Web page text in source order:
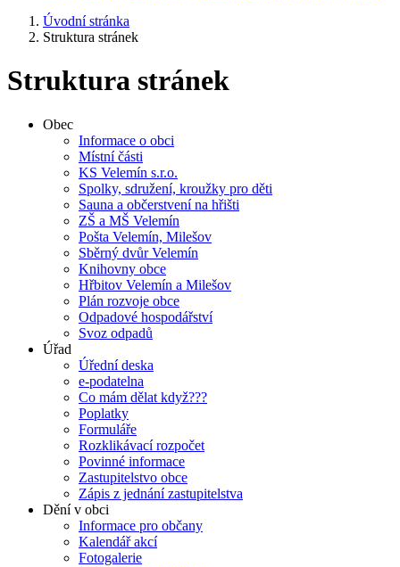
Úvodní stránka
Struktura stránek
Struktura stránek
Obec
Informace o obci
Místní části
KS Velemín s.r.o.
Spolky, sdružení, kroužky pro děti
Sauna a občerstvení na hřišti
ZŠ a MŠ Velemín
Pošta Velemín, Milešov
Sběrný dvůr Velemín
Knihovny obce
Hřbitov Velemín a Milešov
Plán rozvoje obce
Odpadové hospodářství
Svoz odpadů
Úřad
Úřední deska
e-podatelna
Co mám dělat když???
Poplatky
Formuláře
Rozklikávací rozpočet
Povinné informace
Zastupitelstvo obce
Zápis z jednání zastupitelstva
Dění v obci
Informace pro občany
Kalendář akcí
Fotogalerie